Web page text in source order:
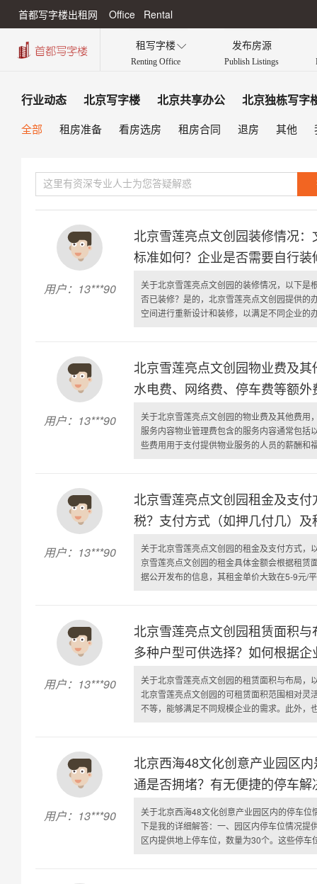
首都写字楼出租网 Office Rental
租写字楼
Renting Office
 发布房源
Publish Listings
行业动态 北京写字楼 北京共享办公 北京独栋写字
全部 租房准备 看房选房 租房合同 退房 其他
用户：13***90
北京雪莲亮点文创园装修情况
标准如何？企业是否需要自行装
关于北京雪莲亮点文创园的装修情况，以下是
否已装修？是的，北京雪莲亮点文创园提供的
空间进行重新设计和装修，以满足不同企业的
用户：13***90
北京雪莲亮点文创园物业费及
水电费、网络费、停车费等额
关于北京雪莲亮点文创园的物业费及其他费用
服务内容物业管理费包含的服务内容通常包括
些费用用于支付提供物业服务的人员的薪酬和
用户：13***90
北京雪莲亮点文创园租金及支
税？支付方式（如押几付几）
关于北京雪莲亮点文创园的租金及支付方式，
京雪莲亮点文创园的租金具体金额会根据租赁
据公开发布的信息，其租金单价大致在5-9元/
用户：13***90
北京雪莲亮点文创园租赁面积
多种户型可供选择？如何根据
关于北京雪莲亮点文创园的租赁面积与布局，
北京雪莲亮点文创园的可租赁面积范围相对
不等，能够满足不同规模企业的需求。此外，
用户：13***90
北京西海48文化创意产业园区
通是否拥堵？有无便捷的停车解
关于北京西海48文化创意产业园区内的停车
下是我的详细解答：一、园区内停车位情况提
区内提供地上停车位，数量为30个。这些停车